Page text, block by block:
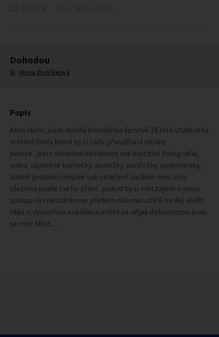
Dohodou
Hana Dvořáková
Popis
Ahoj všem, jsem mladá blondýnka čerstvě 18 letá studentka
střední školy která by si ráda přivydělala nějaké
peníze...jsem ochotná nabídnout své erotické fotografie,
videa, ušpiněné kalhotky, ponožky, punčošky, podprsenky,
klidně prodám i nějaké své oblečení nasáklé mou vůní
všechno podle tvého přání...pokud by si měl zájem o jinou
spolupráci nebráním se předem ničemu určitě mi dej vědět
ráda si vyslechnu nabídku a určitě se nějak dohodneme budu
se moc těšit....